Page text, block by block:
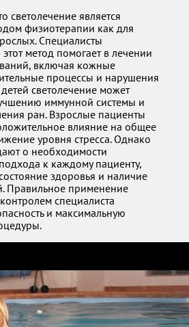
светолечение является
физиотерапии как для
Специалисты
метод помогает в лечении
включая кожные
процессы и нарушения
светолечение может
иммунной системы и
ран. Взрослые пациенты
влияние на общее
уровня стресса. Однако
о необходимости
к каждому пациенту,
здоровья и наличие
Правильное применение
специалиста
и максимальную